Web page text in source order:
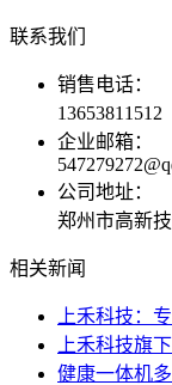
联系我们
销售电话：
13653811512
企业邮箱：
公司地址：
郑州市高新
相关新闻
上禾科技：
上禾科技旗
健康一体机